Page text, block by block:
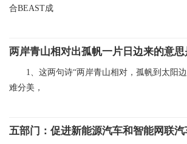
合BEAST成
1、这两句诗“两岸青山相对，孤帆到太阳
难分美，